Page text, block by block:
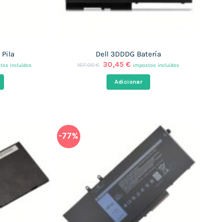
Pila
incluídos
Dell 3DDDG Batería
167,00€ O
original
era:
30,45€ O
preço
atual
é:
impostos incluídos
Adicionar
-77%